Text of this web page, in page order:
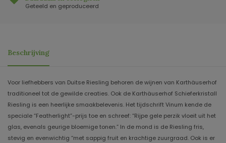
Geteeld en geproduceerd
Beschrijving
Voor liefhebbers van Duitse Riesling behoren de wijnen van Karthäuserhof
traditioneel tot de gewilde creaties. Ook de Karthäuserhof Schieferkristall
Riesling is een heerlijke smaakbelevenis. Het tijdschrift Vinum kende de
speciale “Featherlight”-prijs toe en schreef: “Rijpe gele perzik vloeit uit het
glas, evenals geurige bloemige tonen.” In de mond is de Riesling fris,
stevig en evenwichtig “met sappig fruit en krachtige zuurgraad. Ook is er